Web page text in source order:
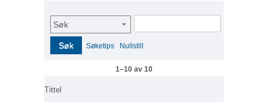
Søk
Søk Søketips Nullstill
1–10 av 10
Tittel